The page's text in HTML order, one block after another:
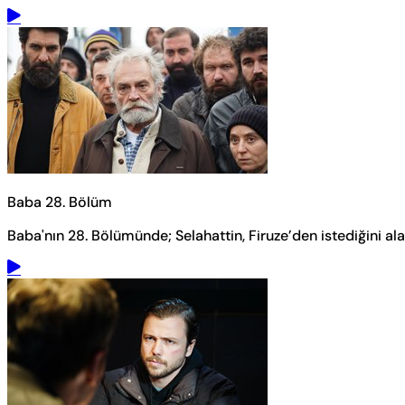
Baba 28. Bölüm
Baba'nın 28. Bölümünde; Selahattin, Firuze’den istediğini